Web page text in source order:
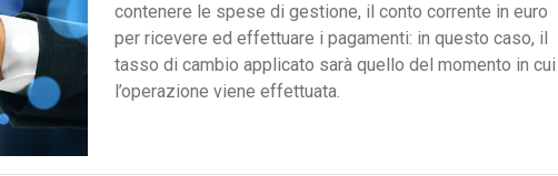
contenere le spese di gestione, il conto corrente in euro
per ricevere ed effettuare i pagamenti: in questo caso, il
tasso di cambio applicato sarà quello del momento in cui
l’operazione viene effettuata.